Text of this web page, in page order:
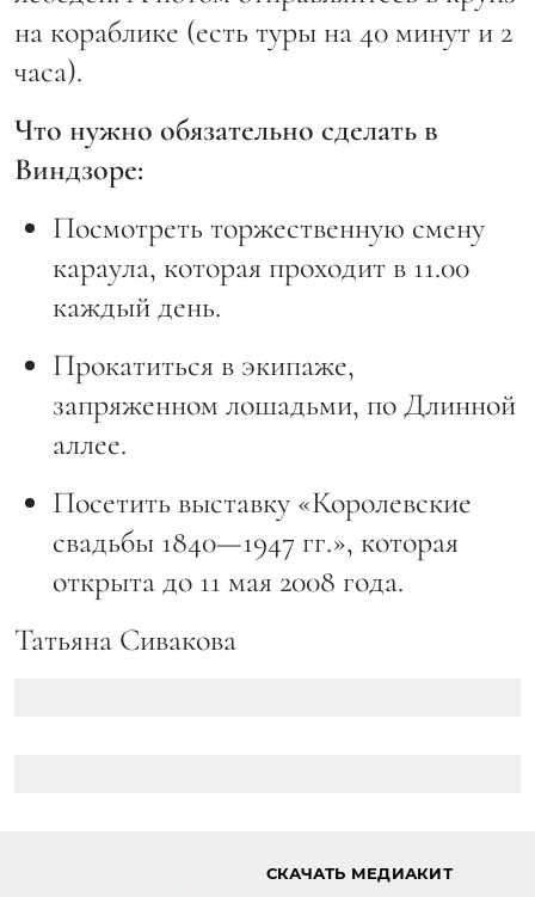
на кораблике (есть туры на 40 минут и 2
часа).
Что нужно обязательно сделать в
Виндзоре:
Посмотреть торжественную смену
караула, которая проходит в 11.00
каждый день.
Прокатиться в экипаже,
запряженном лошадьми, по Длинной
аллее.
Посетить выставку «Королевские
свадьбы 1840—1947 гг.», которая
открыта до 11 мая 2008 года.
Татьяна Сивакова
СКАЧАТЬ МЕДИАКИТ